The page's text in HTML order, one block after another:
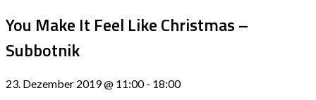
You Make It Feel Like Christmas –
Subbotnik
23. Dezember 2019 @ 11:00- 18:00